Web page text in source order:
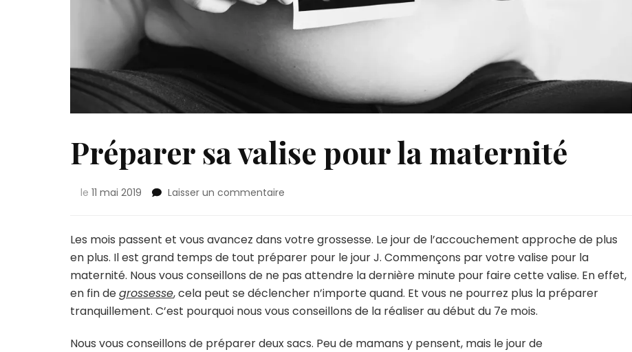
Préparer sa valise pour la maternité
le 11 mai 2019 Laisser un commentaire
valise
la
maternité
Les mois passent et vous avancez dans votre grossesse. Le jour de l’accouchement approche de plus
en plus. Il est grand temps de tout préparer pour le jour J. Commençons par votre valise pour la
maternité. Nous vous conseillons de ne pas attendre la dernière minute pour faire cette valise. En effet,
en fin degrossesse, cela peut se déclencher n’importe quand. Et vous ne pourrez plus la préparer
tranquillement. C’est pourquoi nous vous conseillons de la réaliser au début du 7e mois.
Nous vous conseillons de préparer deux sacs. Peu de mamans y pensent, mais le jour de